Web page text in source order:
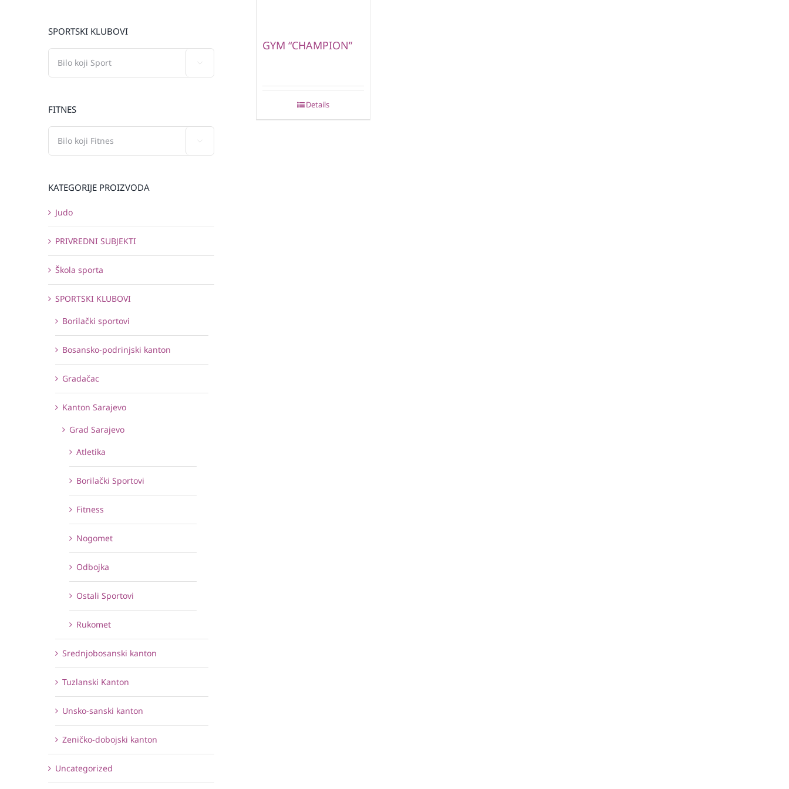
GYM “CHAMPION”
Details
SPORTSKI KLUBOVI
FITNES
KATEGORIJE PROIZVODA
Judo
PRIVREDNI SUBJEKTI
Škola sporta
SPORTSKI KLUBOVI
Borilački sportovi
Bosansko-podrinjski kanton
Gradačac
Kanton Sarajevo
Grad Sarajevo
Atletika
Borilački Sportovi
Fitness
Nogomet
Odbojka
Ostali Sportovi
Rukomet
Srednjobosanski kanton
Tuzlanski Kanton
Unsko-sanski kanton
Zeničko-dobojski kanton
Uncategorized